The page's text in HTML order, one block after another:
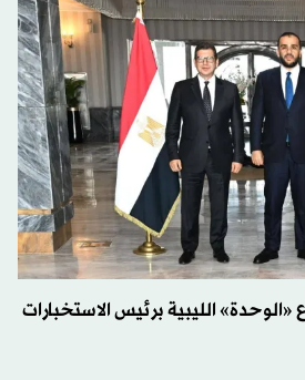
«الوحدة» الليبية برئيس الاستخبارات